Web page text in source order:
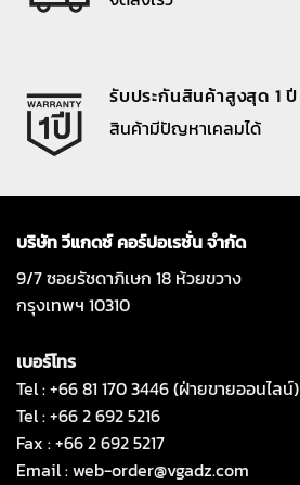
รับประกันสินค้าสูงสุด 1 ปี
สินค้ามีปัญหาเคลมได้
บริษัท วีแกดซ์ คอร์ปอเรชั่น จำกัด
9/7 ซอยรัชดาภิเษก 18 ห้วยขวาง
กรุงเทพฯ 10310
เบอร์โทร
Tel : +66 81 170 3446 (ฝ่ายขายออนไลน์)
Tel : +66 2 692 5216
Fax : +66 2 692 5217
Email :web-order@vgadz.com